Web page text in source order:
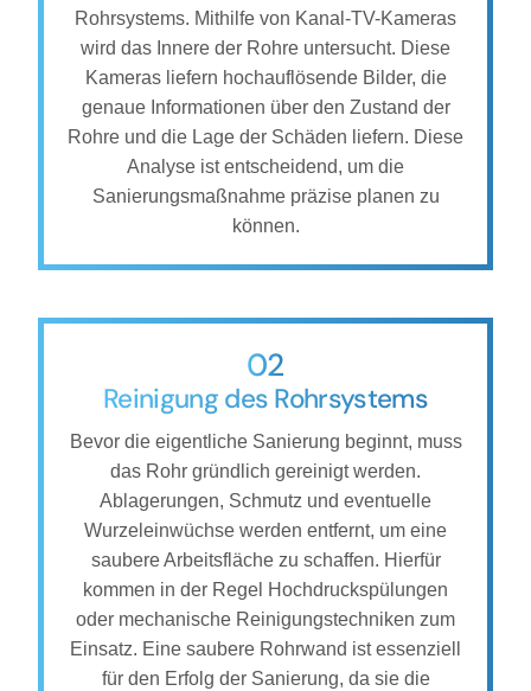
Rohrsystems. Mithilfe von Kanal-TV-Kameras
wird das Innere der Rohre untersucht. Diese
Kameras liefern hochauflösende Bilder, die
genaue Informationen über den Zustand der
Rohre und die Lage der Schäden liefern. Diese
Analyse ist entscheidend, um die
Sanierungsmaßnahme präzise planen zu
können.
02
Reinigung des Rohrsystems
Bevor die eigentliche Sanierung beginnt, muss
das Rohr gründlich gereinigt werden.
Ablagerungen, Schmutz und eventuelle
Wurzeleinwüchse werden entfernt, um eine
saubere Arbeitsfläche zu schaffen. Hierfür
kommen in der Regel Hochdruckspülungen
oder mechanische Reinigungstechniken zum
Einsatz. Eine saubere Rohrwand ist essenziell
für den Erfolg der Sanierung, da sie die